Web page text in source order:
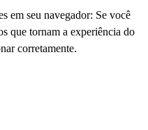
em seu navegador: Se você
que tornam a experiência do
corretamente.